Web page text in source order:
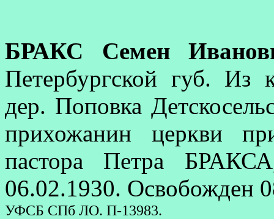
БРАКС Семен
Петербургской губ. Из
дер. Поповка
прихожанин церкви
пастора Петра
06.02.1930. Освобожден
УФСБ СПб ЛО. П-13983.